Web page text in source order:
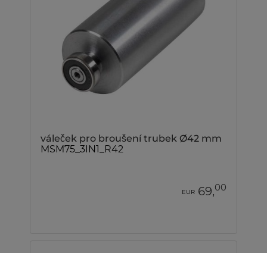
váleček pro broušení trubek Ø42 mm
MSM75_3IN1_R42
EUR 69,00